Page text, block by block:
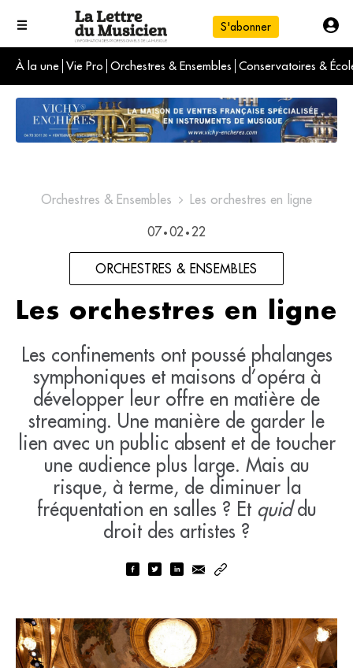
S'abonner
À la une Vie Pro Orchestres & Ensembles Conservatoires &
L'info du jour
Le numéro du mois
International
Orchestres & Ensembles Les orchestres en ligne
07 • 02 • 22
ORCHESTRES & ENSEMBLES
Les orchestres en ligne
Les confinements ont poussé phalanges
symphoniques et maisons d’opéra à
développer leur offre en matière de
streaming. Une manière de garder le
lien avec un public absent et de toucher
une audience plus large. Mais au
risque, à terme, de diminuer la
fréquentation en salles ? Et quiddu
droit des artistes ?